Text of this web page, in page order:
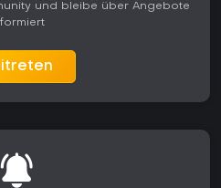
und bleibe über Angebote